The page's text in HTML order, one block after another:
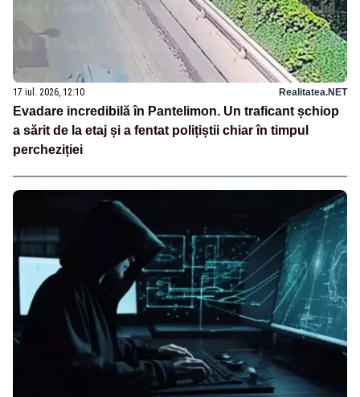
17 iul. 2026, 12:10 Realitatea.NET
Evadare incredibilă în Pantelimon. Un traficant șchiop
a sărit de la etaj și a fentat polițiștii chiar în timpul
percheziției